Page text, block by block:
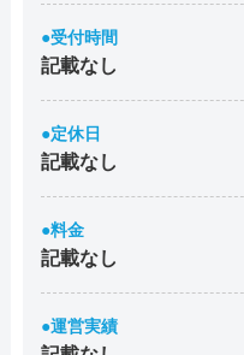
●受付時間
記載なし
●定休日
記載なし
●料金
記載なし
●運営実績